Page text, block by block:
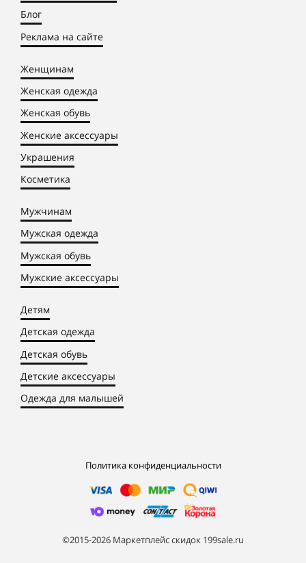
Блог
Реклама на сайте
Женщинам
Женская одежда
Женская обувь
Женские аксессуары
Украшения
Косметика
Мужчинам
Мужская одежда
Мужская обувь
Мужские аксессуары
Детям
Детская одежда
Детская обувь
Детские аксессуары
Одежда для малышей
Политика конфиденциальности
©2015-2026 Маркетплейс скидок 199sale.ru